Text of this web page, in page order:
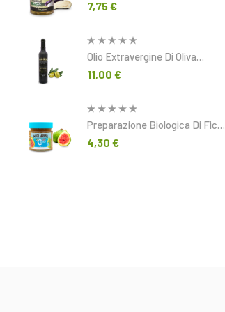
7,75€
Olio Extravergine Di Oliva
Biologico FRUTTATO 500 Ml
11,00 €
Preparazione Biologica Di Fichi
Con Edulcorante 240 G
4,30 €